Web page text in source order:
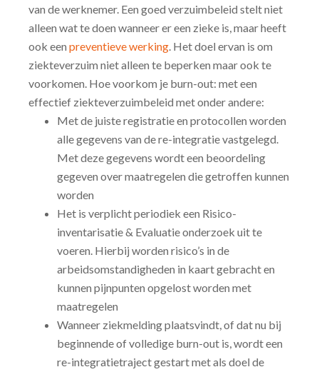
van de werknemer. Een goed verzuimbeleid stelt niet
alleen wat te doen wanneer er een zieke is, maar heeft
ook een preventieve werking. Het doel ervan is om
ziekteverzuim niet alleen te beperken maar ook te
voorkomen. Hoe voorkom je burn-out: met een
effectief ziekteverzuimbeleid met onder andere:
Met de juiste registratie en protocollen worden
alle gegevens van de re-integratie vastgelegd.
Met deze gegevens wordt een beoordeling
gegeven over maatregelen die getroffen kunnen
worden
Het is verplicht periodiek een Risico-
inventarisatie & Evaluatie onderzoek uit te
voeren. Hierbij worden risico’s in de
arbeidsomstandigheden in kaart gebracht en
kunnen pijnpunten opgelost worden met
maatregelen
Wanneer ziekmelding plaatsvindt, of dat nu bij
beginnende of volledige burn-out is, wordt een
re-integratietraject gestart met als doel de